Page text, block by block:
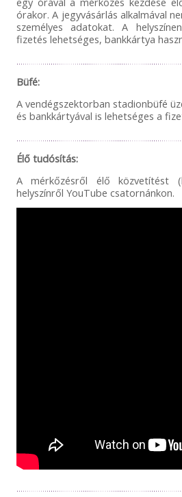
órakor. A jegyvásárlás alkalmával
személyes adatokat. A
fizetés lehetséges, bankkártya
Büfé:
A vendégszektorban stadionbüfé
és bankkártyával is lehetséges a
Élő tudósítás:
A mérkőzésről élő közvetítést
helyszínről YouTube csatornánkon.